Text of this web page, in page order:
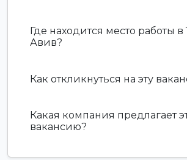
Где находится место работы в
Авив?
Как откликнуться на эту
Какая компания предлагает
вакансию?